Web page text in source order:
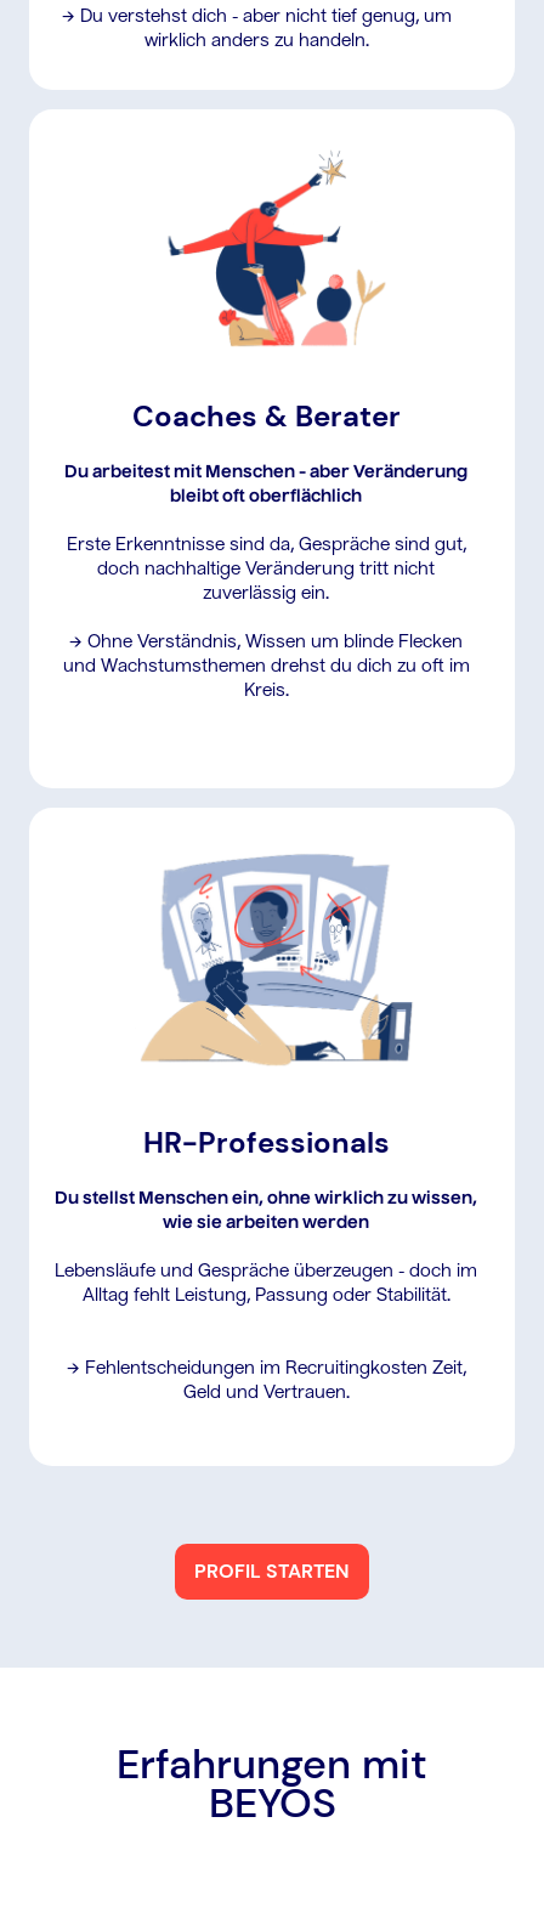
→ Du verstehst dich - aber nicht tief genug, um
wirklich anders zu handeln.
Coaches & Berater
Du arbeitest mit Menschen - aber Veränderung
bleibt oft oberflächlich
Erste Erkenntnisse sind da, Gespräche sind gut,
doch nachhaltige Veränderung tritt nicht
zuverlässig ein.
→ Ohne Verständnis, Wissen um blinde Flecken
und Wachstumsthemen drehst du dich zu oft im
Kreis.
HR-Professionals
Du stellst Menschen ein, ohne wirklich zu wissen,
wie sie arbeiten werden
Lebensläufe und Gespräche überzeugen - doch im
Alltag fehlt Leistung, Passung oder Stabilität.
→ Fehlentscheidungen im Recruitingkosten Zeit,
Geld und Vertrauen.
PROFIL STARTEN
Erfahrungen mit
BEYOS